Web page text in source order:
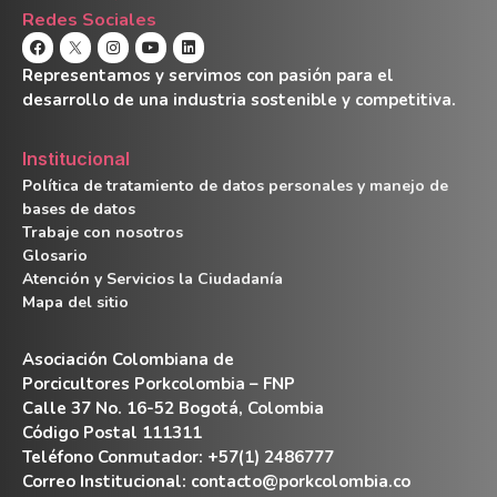
Redes Sociales
Representamos y servimos con pasión para el
desarrollo de una industria sostenible y competitiva.
Institucional
Política de tratamiento de datos personales y manejo de
bases de datos
Trabaje con nosotros
Glosario
Atención y Servicios la Ciudadanía
Mapa del sitio
Asociación Colombiana de
Porcicultores Porkcolombia – FNP
Calle 37 No. 16-52 Bogotá, Colombia
Código Postal 111311
Teléfono Conmutador: +57(1) 2486777
Correo Institucional: contacto@porkcolombia.co